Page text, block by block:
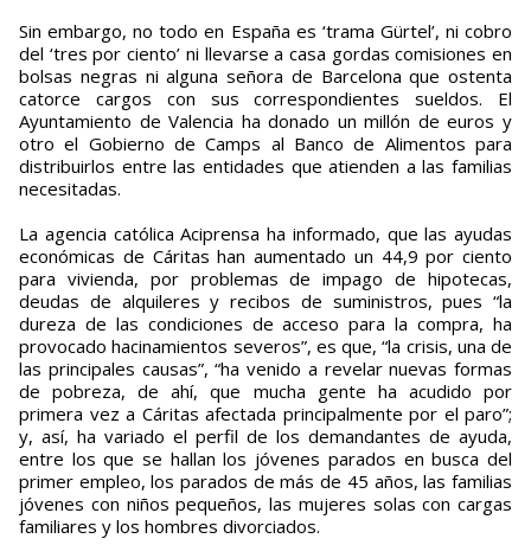
Sin embargo, no todo en España es ‘trama Gürtel’, ni cobro
del ‘tres por ciento’ ni llevarse a casa gordas comisiones en
bolsas negras ni alguna señora de Barcelona que ostenta
catorce cargos con sus correspondientes sueldos. El
Ayuntamiento de Valencia ha donado un millón de euros y
otro el Gobierno de Camps al Banco de Alimentos para
distribuirlos entre las entidades que atienden a las familias
necesitadas.
La agencia católica Aciprensa ha informado, que las ayudas
económicas de Cáritas han aumentado un 44,9 por ciento
para vivienda, por problemas de impago de hipotecas,
deudas de alquileres y recibos de suministros, pues “la
dureza de las condiciones de acceso para la compra, ha
provocado hacinamientos severos”, es que, “la crisis, una de
las principales causas”, “ha venido a revelar nuevas formas
de pobreza, de ahí, que mucha gente ha acudido por
primera vez a Cáritas afectada principalmente por el paro”;
y, así, ha variado el perfil de los demandantes de ayuda,
entre los que se hallan los jóvenes parados en busca del
primer empleo, los parados de más de 45 años, las familias
jóvenes con niños pequeños, las mujeres solas con cargas
familiares y los hombres divorciados.